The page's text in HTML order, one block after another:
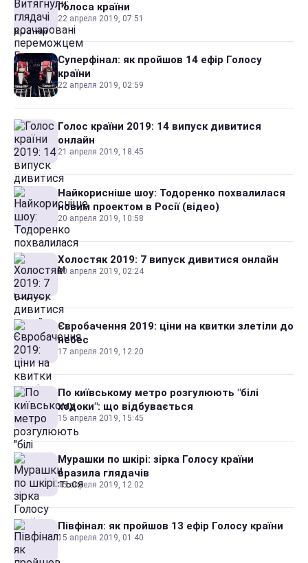
Голоса країни
22 апреля 2019, 07:51
Суперфінал: як пройшов 14 ефір Голосу
країни
22 апреля 2019, 02:59
Голос країни 2019: 14 випуск дивитися
онлайн
21 апреля 2019, 18:45
Найкорисніше шоу: Тодоренко похвалилася
новим проектом в Росії (відео)
20 апреля 2019, 10:58
Холостяк 2019: 7 випуск дивитися онлайн
20 апреля 2019, 02:24
Євробачення 2019: ціни на квитки злетіли до
небес
17 апреля 2019, 12:20
По київському метро розгулюють "білі
ходоки": що відбувається
15 апреля 2019, 15:45
Мурашки по шкірі: зірка Голосу країни
вразила глядачів
15 апреля 2019, 12:02
Півфінал: як пройшов 13 ефір Голосу країни
15 апреля 2019, 01:40